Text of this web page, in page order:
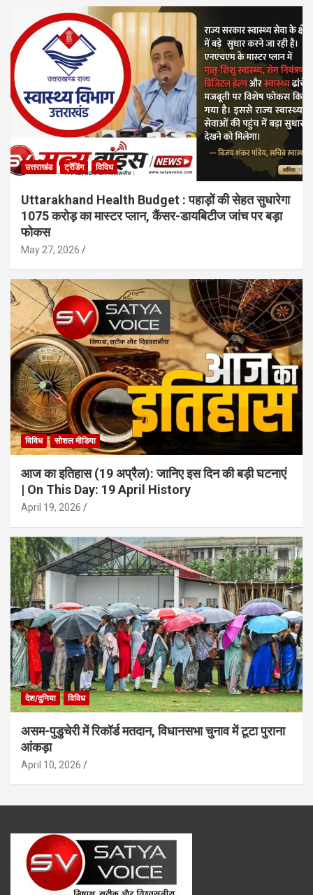
उत्तराखंड ट्रेंडिंग विविध
Uttarakhand Health Budget : पहाड़ों की सेहत सुधारेगा
1075 करोड़ का मास्टर प्लान, कैंसर-डायबिटीज जांच पर बड़ा
फोकस
May 27, 2026
विविध सोशल मीडिया
आज का इतिहास (19 अप्रैल): जानिए इस दिन की बड़ी घटनाएं
| On This Day: 19 April History
April 19, 2026
देश/दुनिया विविध
असम-पुडुचेरी में रिकॉर्ड मतदान, विधानसभा चुनाव में टूटा पुराना
आंकड़ा
April 10, 2026